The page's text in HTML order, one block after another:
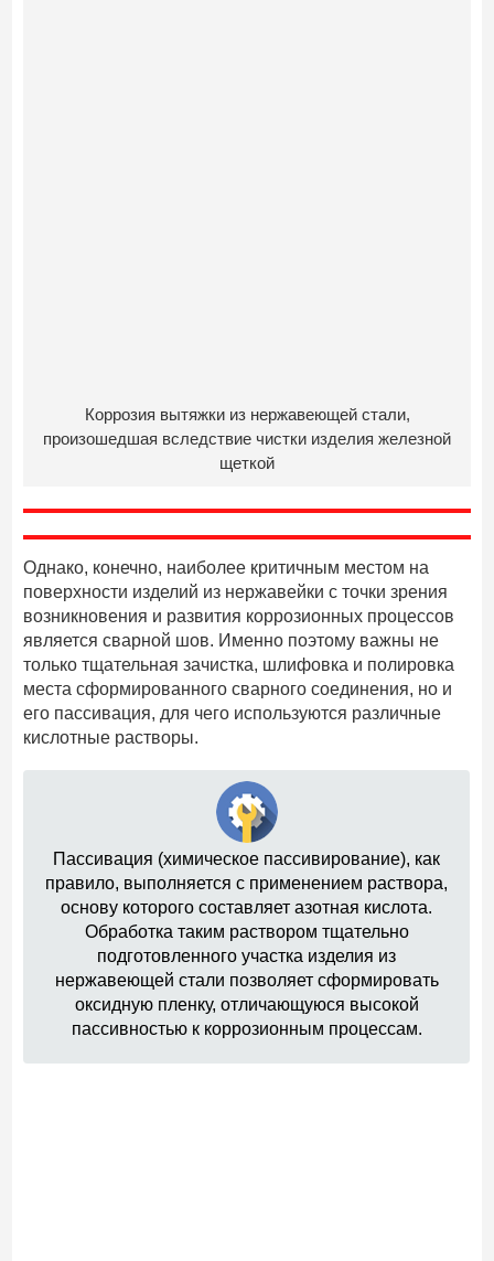
Коррозия вытяжки из нержавеющей стали,
произошедшая вследствие чистки изделия железной
щеткой
Однако, конечно, наиболее критичным местом на
поверхности изделий из нержавейки с точки зрения
возникновения и развития коррозионных процессов
является сварной шов. Именно поэтому важны не
только тщательная зачистка, шлифовка и полировка
места сформированного сварного соединения, но и
его пассивация, для чего используются различные
кислотные растворы.
Пассивация (химическое пассивирование), как
правило, выполняется с применением раствора,
основу которого составляет азотная кислота.
Обработка таким раствором тщательно
подготовленного участка изделия из
нержавеющей стали позволяет сформировать
оксидную пленку, отличающуюся высокой
пассивностью к коррозионным процессам.